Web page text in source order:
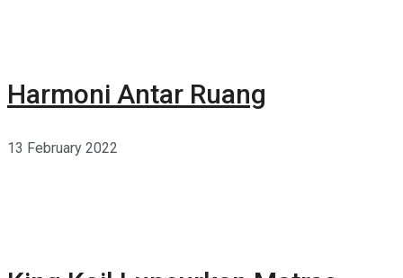
Harmoni Antar Ruang
13 February 2022